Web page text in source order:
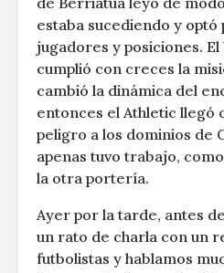
estaba sucediendo y
jugadores y posiciones.
cumplió con creces la
cambió la dinámica del
entonces el Athletic llegó
peligro a los dominios de
apenas tuvo trabajo,
la otra portería.
Ayer por la tarde, antes
un rato de charla con un
futbolistas y hablamos